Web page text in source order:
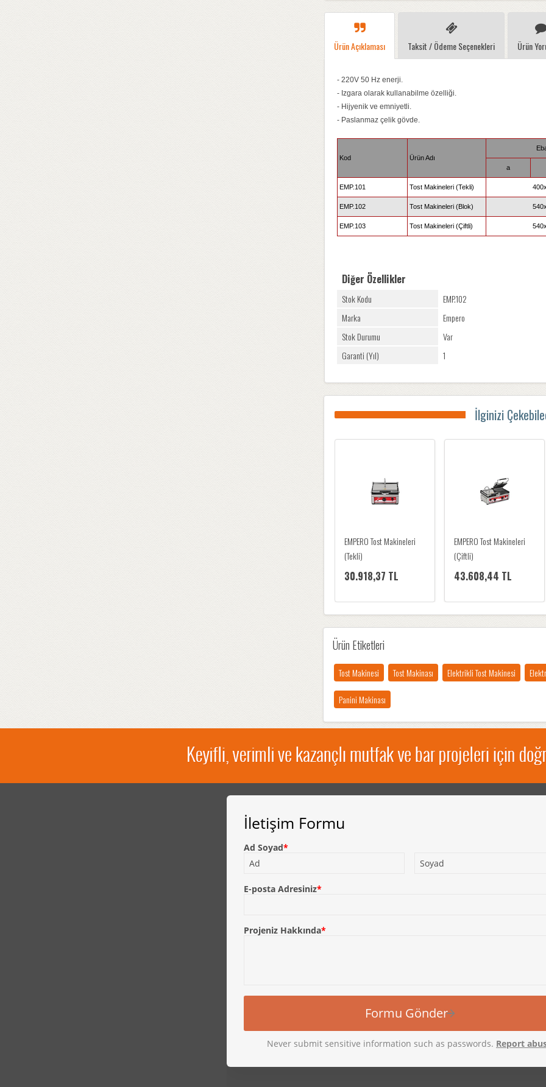
Ürün Açıklaması Taksit / Ödeme Seçenekleri Ürün
- 220V 50 Hz enerji.
- Izgara olarak kullanabilme özelliği.
- Hijyenik ve emniyetli.
- Paslanmaz çelik gövde.
Kod Ürün Adı
a
EMP.101 Tost Makineleri (Tekli)
EMP.102 Tost Makineleri (Blok)
EMP.103 Tost Makineleri (Çiftli)
Diğer Özellikler
Stok Kodu
EMP.102
Marka
Empero
Stok Durumu
Var
Garanti (Yıl)
1
İlginizi
EMPERO Tost Makineleri
(Tekli)
30.918,37 TL
EMPERO Tost Makineleri
(Çiftli)
43.608,44 TL
Ürün Etiketleri
Tost Makinesi Tost Makinası Elektrikli Tost Makinesi
Panini Makinası